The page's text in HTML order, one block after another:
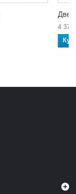
4 375